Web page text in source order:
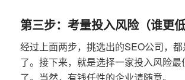
第三步：考量投入风险（谁更低
经过上面两步，挑选出的SEO公司，
了。接下来，就是选择一家投入风险最